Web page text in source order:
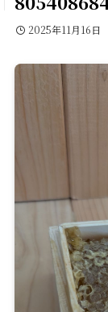
2025年11月16日